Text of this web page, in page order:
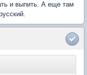
и выпить. А еще там